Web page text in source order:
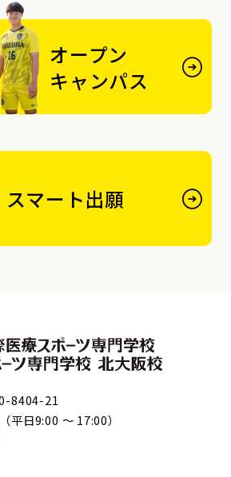
オープン
キャンパス
スマート出願
8404-21
日9:00 ～ 17:00）